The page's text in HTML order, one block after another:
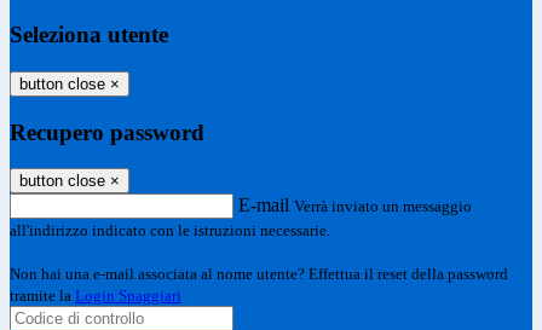
Seleziona utente
button close ×
Recupero password
button close ×
E-mail Verrà inviato un messaggio
all'indirizzo indicato con le istruzioni necessarie.
Non hai una e-mail associata al nome utente? Effettua il reset della password
tramite la Login Spaggiari